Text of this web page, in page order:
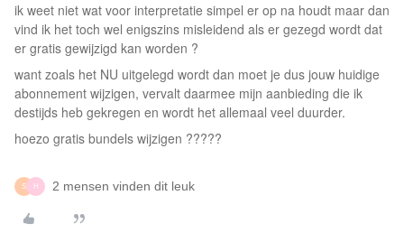
ik weet niet wat voor interpretatie simpel er op na houdt maar dan
vind ik het toch wel enigszins misleidend als er gezegd wordt dat
er gratis gewijzigd kan worden ?
want zoals het NU uitgelegd wordt dan moet je dus jouw huidige
abonnement wijzigen, vervalt daarmee mijn aanbieding die ik
destijds heb gekregen en wordt het allemaal veel duurder.
hoezo gratis bundels wijzigen ?????
S H 2 mensen vinden dit leuk